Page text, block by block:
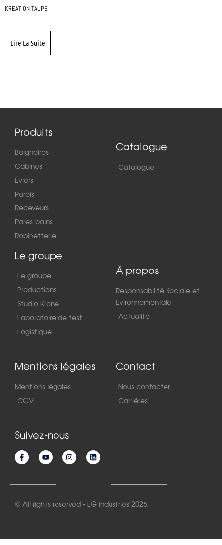
KREATION TAUPE
Lire La Suite
Produits
Baignoires
Cabines
Éviers
Parois
Receveurs
Pares-bains
Robinetterie
Catalogue
Catalogue
Le groupe
Le groupe
Productions
Studio Krone
Laboratoire de test
Logistique
À propos
Responsabilité Sociale et
Evironnementale
Actualité
Mentions légales
Mentions légales
CGV
Contact
Nous contacter
Carrières
Suivez-nous
© All rights reserved - LG Industries 2025.